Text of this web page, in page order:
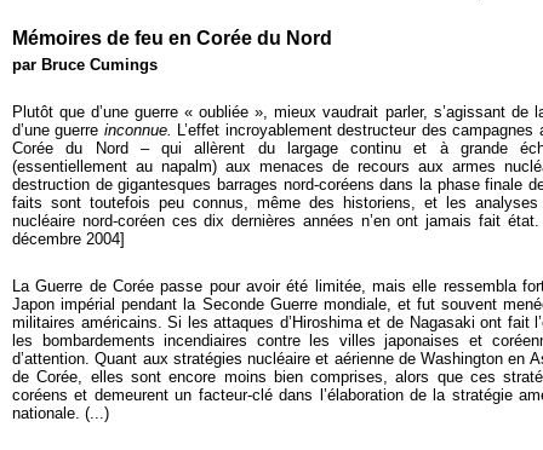
Mémoires de feu en Corée du Nord
par Bruce Cumings
Plutôt que d’une guerre « oubliée », mieux vaudrait parler, s’agissant de
d’une guerre inconnue. L’effet incroyablement destructeur des
Corée du Nord – qui allèrent du largage continu et à grande
(essentiellement au napalm) aux menaces de recours aux armes
destruction de gigantesques barrages nord-coréens dans la phase finale
faits sont toutefois peu connus, même des historiens, et les
nucléaire nord-coréen ces dix dernières années n’en ont jamais fait
décembre 2004]
La Guerre de Corée passe pour avoir été limitée, mais elle ressembla
Japon impérial pendant la Seconde Guerre mondiale, et fut souvent
militaires américains. Si les attaques d’Hiroshima et de Nagasaki ont fait
les bombardements incendiaires contre les villes japonaises et
d’attention. Quant aux stratégies nucléaire et aérienne de Washington en
de Corée, elles sont encore moins bien comprises, alors que ces
coréens et demeurent un facteur-clé dans l’élaboration de la stratégie
nationale. (...)